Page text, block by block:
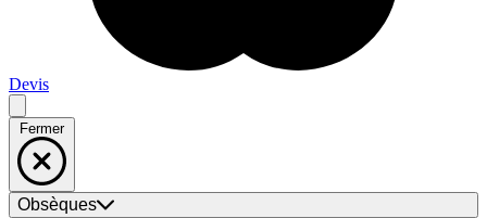
Devis
Fermer
Obsèques